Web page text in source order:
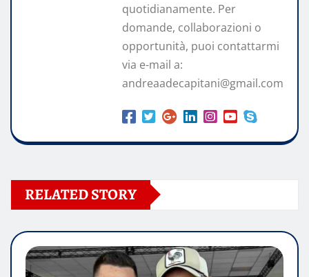
quotidianamente. Per
domande, collaborazioni o
opportunità, puoi contattarmi
via e-mail a:
andreaadecapitani@gmail.com
RELATED STORY